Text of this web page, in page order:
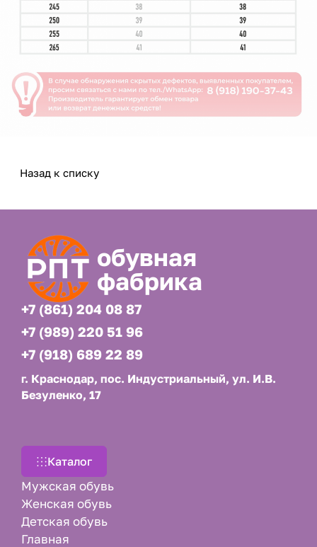
Назад к списку
обувная
фабрика
+7 (861) 204 08 87
+7 (989) 220 51 96
+7 (918) 689 22 89
г. Краснодар, пос. Индустриальный, ул. И.В.
Безуленко, 17
Каталог
Мужская обувь
Женская обувь
Детская обувь
Главная